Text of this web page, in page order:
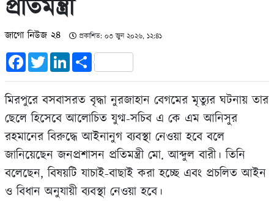
প্রতিমন্ত্রী
জাগো নিউজ ২৪ প্রকাশিত: ০৩ জুন ২০২৬, ১২:৪১
FacebookTwitterLinkedInShare
মিরপুরে বসবাসরত বৃদ্ধা নুরজাহান বেগমের মৃত্যুর ঘটনায় তার
ছেলে হিসেবে আলোচিত যুগ্ম-সচিব এ কে এম আনিসুর
রহমানের বিরুদ্ধে আইনানুগ ব্যবস্থা নেওয়া হবে বলে
জানিয়েছেন জনপ্রশাসন প্রতিমন্ত্রী মো. আব্দুল বারী। তিনি
বলেছেন, বিষয়টি যাচাই-বাছাই করা হচ্ছে এবং প্রচলিত আইন
ও বিধান অনুযায়ী ব্যবস্থা নেওয়া হবে।